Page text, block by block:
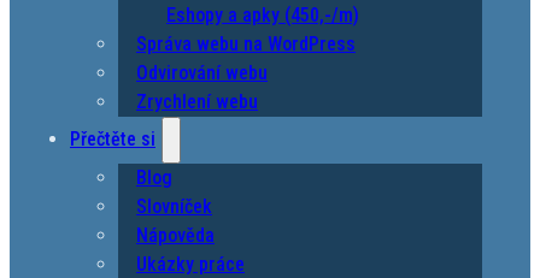
Eshopy a apky (450,-/m)
Správa webu na WordPress
Odvirování webu
Zrychlení webu
Přečtěte si
Blog
Slovníček
Nápověda
Ukázky práce